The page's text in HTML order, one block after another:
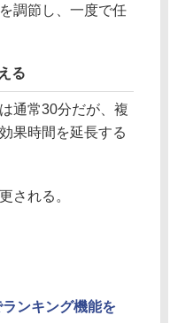
調節し、一度で任
る
通常30分だが、複
果時間を延長する
される。
ンキング機能を